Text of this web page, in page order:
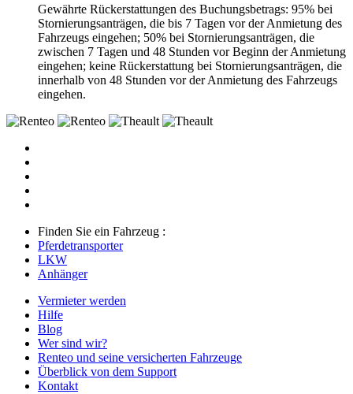
Gewährte Rückerstattungen des Buchungsbetrags: 95% bei
Stornierungsanträgen, die bis 7 Tagen vor der Anmietung des
Fahrzeugs eingehen; 50% bei Stornierungsanträgen, die
zwischen 7 Tagen und 48 Stunden vor Beginn der Anmietung
eingehen; keine Rückerstattung bei Stornierungsanträgen, die
innerhalb von 48 Stunden vor der Anmietung des Fahrzeugs
eingehen.
Finden Sie ein Fahrzeug :
Pferdetransporter
LKW
Anhänger
Vermieter werden
Hilfe
Blog
Wer sind wir?
Renteo und seine versicherten Fahrzeuge
Überblick von dem Support
Kontakt